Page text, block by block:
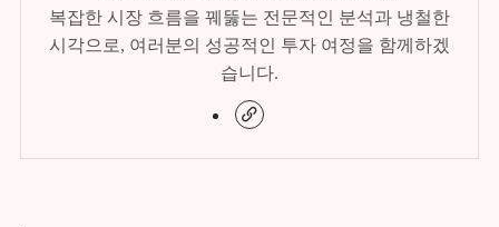
복잡한 시장 흐름을 꿰뚫는 전문적인 분석과 냉철한
시각으로, 여러분의 성공적인 투자 여정을 함께하겠
습니다.